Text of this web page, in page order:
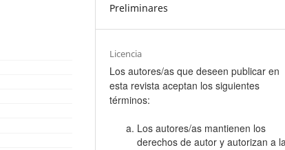
Preliminares
Licencia
Los autores/as que deseen publicar en
esta revista aceptan los siguientes
términos:
Los autores/as mantienen los
derechos de autor y autorizan a la